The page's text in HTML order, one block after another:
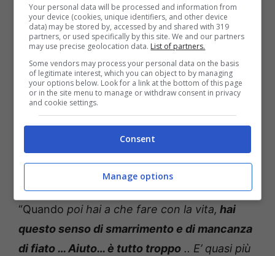
Da quando sono uscito ho una sensazione
stranissima. Come se dovessi interfacciarmi
con qualcosa di molto più grande e
ingestibile di me ovvero al vita.
finché sei lì dentro è tutto ovattato non ti
può succedere niente, le tue preoccupazioni
sono ridotte a quello che concerne il gioco.”
Il vincitore del GFVIP ha anche precisato:
“Quando poi hai a che fare con la vita, hai
questo senso di smarrimento e di mancanza
di fiato … Aiuto… è tutto troppo .. E’ quasi più
Your personal data will be processed and information from
your device (cookies, unique identifiers, and other device
data) may be stored by, accessed by and shared with 319
partners, or used specifically by this site. We and our partners
may use precise geolocation data. List of partners.
Some vendors may process your personal data on the basis
of legitimate interest, which you can object to by managing
your options below. Look for a link at the bottom of this page
or in the site menu to manage or withdraw consent in privacy
and cookie settings.
Consent
Manage options